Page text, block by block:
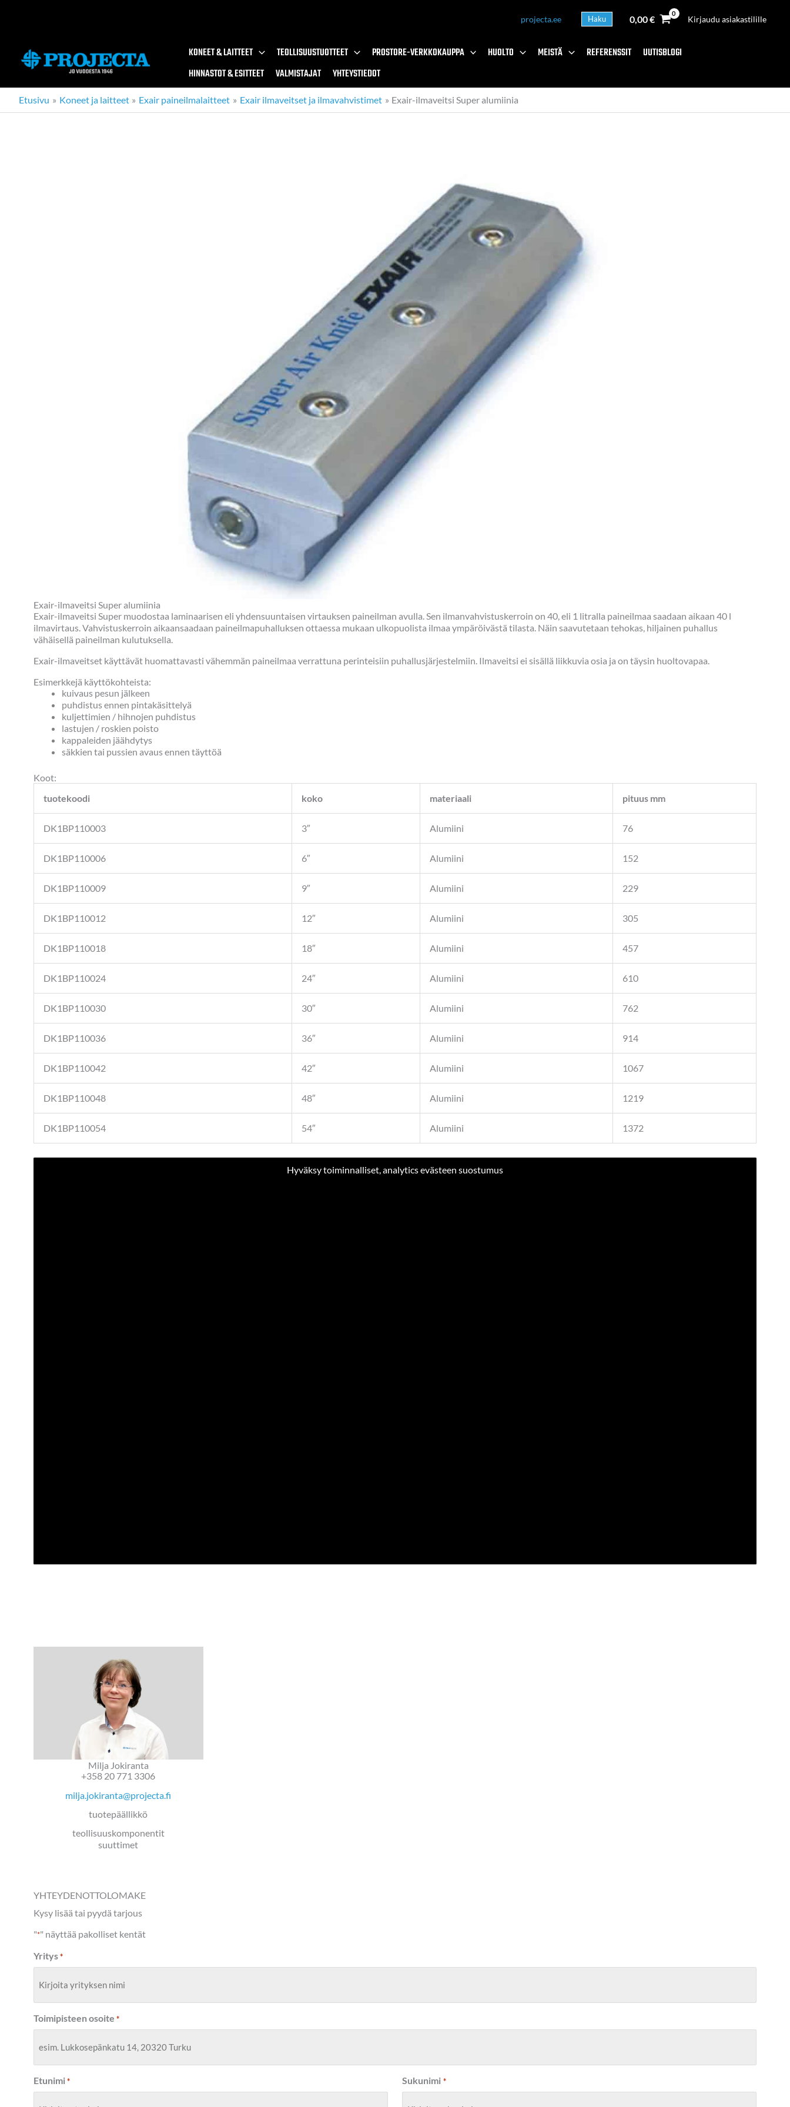
projecta.ee Haku 0,00€ Kirjaudu asiakastilille
KONEET & LAITTEET TEOLLISUUSTUOTTEET PROSTORE-VERKKOKAUPPA HUOLTO MEISTÄ REFERENSSIT
UUTISBLOGI
HINNASTOT & ESITTEET
VALMISTAJAT YHTEYSTIEDOT
Etusivu Koneet ja laitteet Exair paineilmalaitteet Exair ilmaveitset ja ilmavahvistimet Exair-ilmaveitsi Super alumiinia
Exair-ilmaveitsi Super alumiinia
Exair-ilmaveitsi Super muodostaa laminaarisen eli yhdensuuntaisen virtauksen paineilman avulla. Sen ilmanvahvistuskerroin on 40, eli 1 litralla paineilmaa saadaan aikaan 40 l
ilmavirtaus. Vahvistuskerroin aikaansaadaan paineilmapuhalluksen ottaessa mukaan ulkopuolista ilmaa ympäröivästä tilasta. Näin saavutetaan tehokas, hiljainen puhallus
vähäisellä paineilman kulutuksella.
Exair-ilmaveitset käyttävät huomattavasti vähemmän paineilmaa verrattuna perinteisiin puhallusjärjestelmiin. Ilmaveitsi ei sisällä liikkuvia osia ja on täysin huoltovapaa.
Esimerkkejä käyttökohteista:
kuivaus pesun jälkeen
puhdistus ennen pintakäsittelyä
kuljettimien / hihnojen puhdistus
lastujen / roskien poisto
kappaleiden jäähdytys
säkkien tai pussien avaus ennen täyttöä
Koot:
tuotekoodi
koko materiaali pituus mm
DK1BP110003 3″ Alumiini 76
DK1BP110006 6″ Alumiini 152
DK1BP110009 9″ Alumiini 229
DK1BP110012 12″ Alumiini 305
DK1BP110018 18″ Alumiini 457
DK1BP110024 24″ Alumiini 610
DK1BP110030 30″ Alumiini 762
DK1BP110036 36″ Alumiini 914
DK1BP110042 42″ Alumiini 1067
DK1BP110048 48″ Alumiini 1219
DK1BP110054 54″ Alumiini 1372
Hyväksy toiminnalliset, analytics evästeen suostumus
Milja Jokiranta
+358 20 771 3306
milja.jokiranta@projecta.fi
tuotepäällikkö
teollisuuskomponentit
suuttimet
YHTEYDENOTTOLOMAKE
Kysy lisää tai pyydä tarjous
"*" näyttää pakolliset kentät
Yritys *
Toimipisteen osoite *
Etunimi * Sukunimi *